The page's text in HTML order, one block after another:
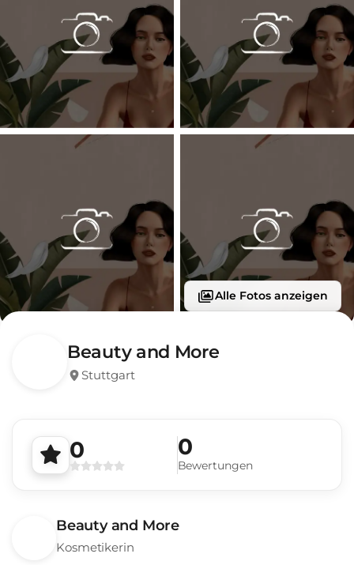
Alle Fotos anzeigen
Beauty and More
Stuttgart
0 0
Bewertungen
Beauty and More
Kosmetikerin